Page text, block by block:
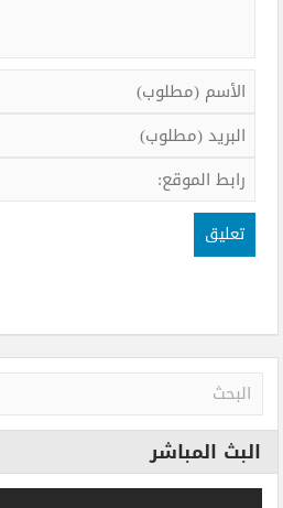
البث المباشر